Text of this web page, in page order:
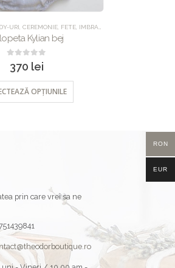
URI CEREMONIE FETE IMBRACAMINTE
Kylian bej
out of 5
370 lei
OPȚIUNILE
prin care vrei sa ne
RON
EUR